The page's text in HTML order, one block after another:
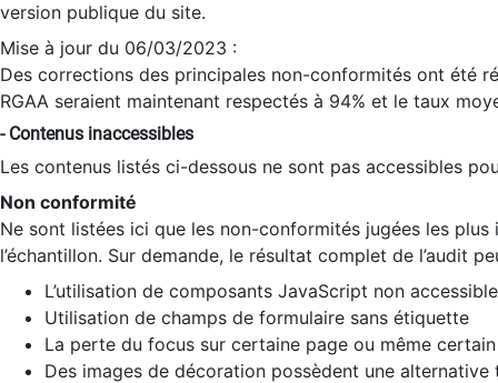
version publique du site.
Mise à jour du 06/03/2023 :
Des corrections des principales non-conformités ont été
RGAA seraient maintenant respectés à 94% et le taux
- Contenus inaccessibles
Les contenus listés ci-dessous ne sont pas accessibles
Non conformité
Ne sont listées ici que les non-conformités jugées les
l’échantillon. Sur demande, le résultat complet de l’audit
L’utilisation de composants JavaScript non
Utilisation de champs de formulaire sans étiquette
La perte du focus sur certaine page ou même
Des images de décoration possèdent une alternative